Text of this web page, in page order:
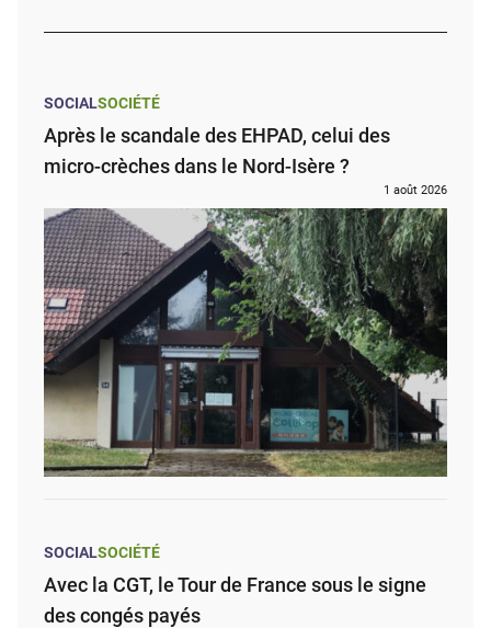
SOCIALSOCIÉTÉ
Après le scandale des EHPAD, celui des
micro-crèches dans le Nord-Isère ?
1 août 2026
SOCIALSOCIÉTÉ
Avec la CGT, le Tour de France sous le signe
des congés payés